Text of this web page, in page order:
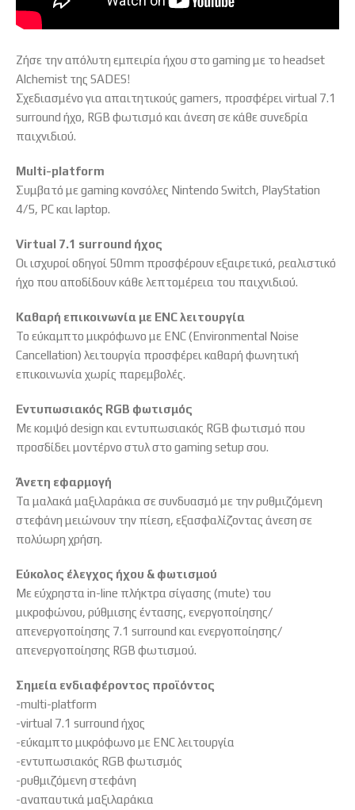
Ζήσε την απόλυτη εμπειρία ήχου στο gaming με το headset
Alchemist της SADES!
Σχεδιασμένο για απαιτητικούς gamers, προσφέρει virtual 7.1
surround ήχο, RGB φωτισμό και άνεση σε κάθε συνεδρία
παιχνιδιού.
Multi-platform
Συμβατό με gaming κονσόλες Nintendo Switch, PlayStation
4/5, PC και laptop.
Virtual 7.1 surround ήχος
Οι ισχυροί οδηγοί 50mm προσφέρουν εξαιρετικό, ρεαλιστικό
ήχο που αποδίδουν κάθε λεπτομέρεια του παιχνιδιού.
Καθαρή επικοινωνία με ENC λειτουργία
Το εύκαμπτο μικρόφωνο με ENC (Environmental Noise
Cancellation) λειτουργία προσφέρει καθαρή φωνητική
επικοινωνία χωρίς παρεμβολές.
Εντυπωσιακός RGB φωτισμός
Με κομψό design και εντυπωσιακός RGB φωτισμό που
προσδίδει μοντέρνο στυλ στο gaming setup σου.
Άνετη εφαρμογή
Τα μαλακά μαξιλαράκια σε συνδυασμό με την ρυθμιζόμενη
στεφάνη μειώνουν την πίεση, εξασφαλίζοντας άνεση σε
πολύωρη χρήση.
Εύκολος έλεγχος ήχου & φωτισμού
Με εύχρηστα in-line πλήκτρα σίγασης (mute) του
μικροφώνου, ρύθμισης έντασης, ενεργοποίησης/
απενεργοποίησης 7.1 surround και ενεργοποίησης/
απενεργοποίησης RGB φωτισμού.
Σημεία ενδιαφέροντος προϊόντος
-multi-platform
-virtual 7.1 surround ήχος
-εύκαμπτο μικρόφωνο με ENC λειτουργία
-εντυπωσιακός RGB φωτισμός
-ρυθμιζόμενη στεφάνη
-αναπαυτικά μαξιλαράκια